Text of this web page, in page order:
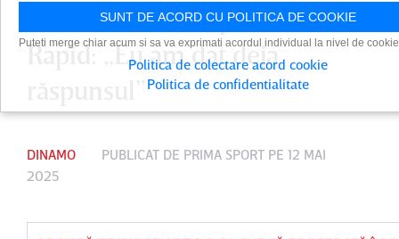
FCSB, imediat după remiza cu
Rapid: „Eu am dat deja
DINAMO PUBLICAT DE PRIMA SPORT PE 12 MAI
2025
SUNT DE ACORD CU POLITICA DE COOKIE
Puteti merge chiar acum si sa va exprimati acordul individual la nivel de
Politica de colectare acord cookie
Politica de confidentialitate